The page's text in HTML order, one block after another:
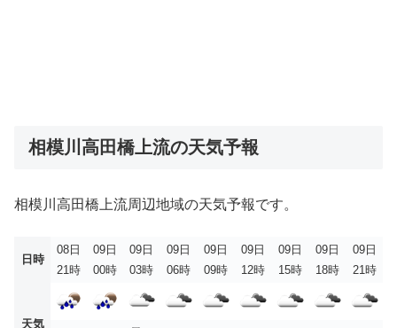
相模川高田橋上流の天気予報
相模川高田橋上流周辺地域の天気予報です。
日時
08日
21時
09日
00時
09日
03時
09日
06時
09日
09時
09日
12時
09日
15時
09日
18時
09日
21時
天気